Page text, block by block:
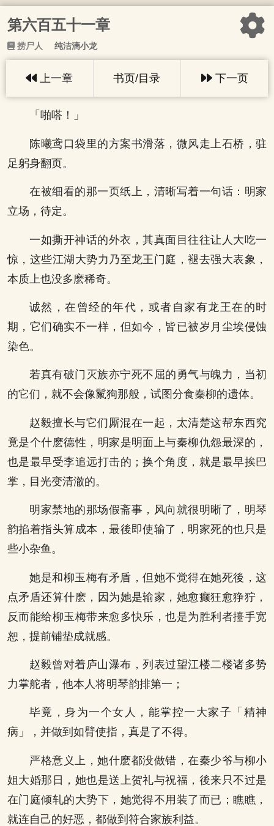
第六百五十一章
捞尸人 纯洁滴小龙
上一章 书页/目录 下一页
「啪嗒！」
陈曦鸢口袋里的方案书滑落，微风走上石桥，驻
足躬身翻页。
在被细看的那一页纸上，清晰写着一句话：明家
立场，待定。
一如撕开神话的外衣，其真面目往往让人大吃一
惊，这些江湖大势力乃至龙王门庭，褪去强大表象，
本质上也没多麽稀奇。
诚然，在曾经的年代，或者自家有龙王在的时
期，它们确实不一样，但如今，皆已被岁月尘埃侵蚀
染色。
若真有破门灭族亦宁死不屈的勇气与魄力，当初
的它们，就不会像鬣狗那般，试图分食秦柳的遗体。
赵毅擅长与它们厮混在一起，太清楚这帮东西究
竟是个什麽德性，明家是明面上与秦柳仇怨最深的，
也是最早受李追远打击的；换个角度，就是最早挨巴
掌，目光变清澈的。
明家禁地的那场假斋事，风向就很明晰了，明琴
韵掐着指头算成本，最後即使输了，明家死的也只是
些小杂鱼。
她是和柳玉梅有矛盾，但她不觉得在她死後，这
点矛盾还算什麽，因为她是输家，她愈癫狂愈狰狞，
反而能给柳玉梅带来愈多快乐，也是为胜利者擡手宽
恕，提前铺垫成就感。
赵毅曾对着庐山瀑布，列表过望江楼二楼诸多势
力掌舵者，他本人将明琴韵排第一；
毕竟，身为一个女人，能掌控一大家子「精神
病」，并做到如臂使指，真是了不得。
严格意义上，她什麽都没做错，在秦少爷与柳小
姐大婚那日，她也是送上贺礼与祝福，後来只不过是
在门庭倾轧的大势下，她觉得不用装了而已；瞧瞧，
就连自己的好恶，都做到符合家族利益。